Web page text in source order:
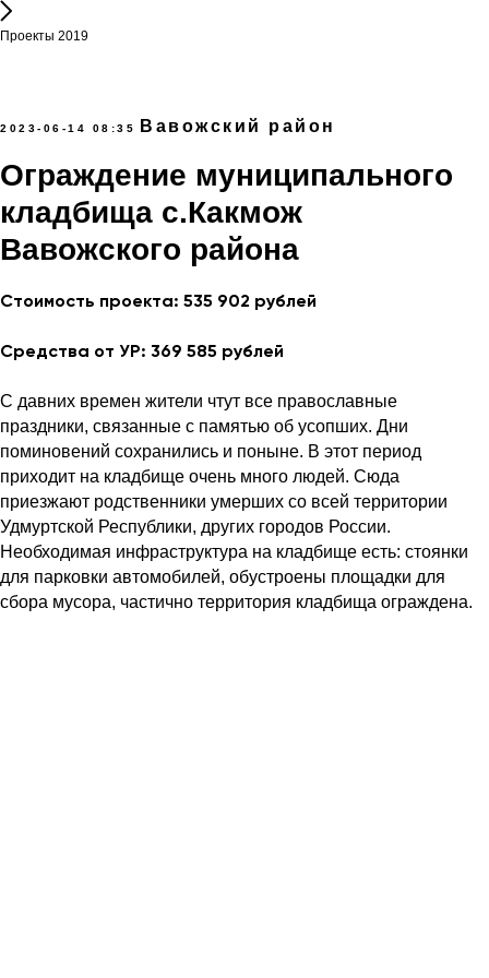
Проекты 2019
2023-06-14 08:35 Вавожский район
Ограждение муниципального
кладбища с.Какмож
Вавожского района
Стоимость проекта: 535 902 рублей
Средства от УР: 369 585 рублей
С давних времен жители чтут все православные
праздники, связанные с памятью об усопших. Дни
поминовений сохранились и поныне. В этот период
приходит на кладбище очень много людей. Сюда
приезжают родственники умерших со всей территории
Удмуртской Республики, других городов России.
Необходимая инфраструктура на кладбище есть: стоянки
для парковки автомобилей, обустроены площадки для
сбора мусора, частично территория кладбища ограждена.